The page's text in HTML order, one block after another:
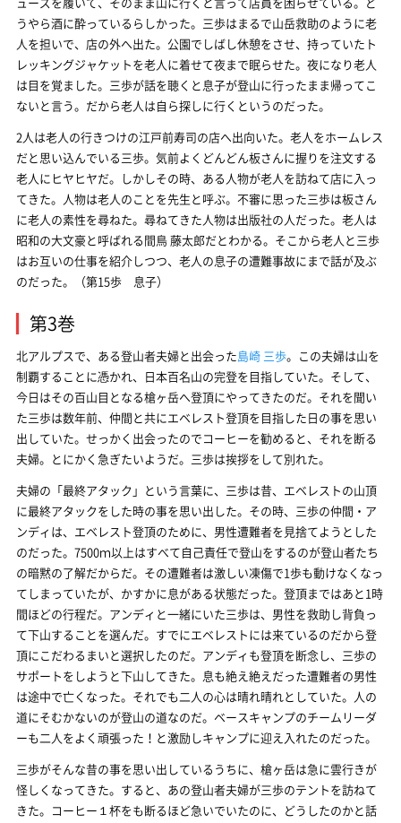
うやら酒に酔っているらしかった。三歩はまるで山岳救助のように老
人を担いで、店の外へ出た。公園でしばし休憩をさせ、持っていたト
レッキングジャケットを老人に着せて夜まで眠らせた。夜になり老人
は目を覚ました。三歩が話を聴くと息子が登山に行ったまま帰ってこ
ないと言う。だから老人は自ら探しに行くというのだった。
2人は老人の行きつけの江戸前寿司の店へ出向いた。老人をホームレス
だと思い込んでいる三歩。気前よくどんどん板さんに握りを注文する
老人にヒヤヒヤだ。しかしその時、ある人物が老人を訪ねて店に入っ
てきた。人物は老人のことを先生と呼ぶ。不審に思った三歩は板さん
に老人の素性を尋ねた。尋ねてきた人物は出版社の人だった。老人は
昭和の大文豪と呼ばれる間鳥 藤太郎だとわかる。そこから老人と三歩
はお互いの仕事を紹介しつつ、老人の息子の遭難事故にまで話が及ぶ
のだった。（第15歩 息子）
第3巻
北アルプスで、ある登山者夫婦と出会った島崎 三歩。この夫婦は山を
制覇することに憑かれ、日本百名山の完登を目指していた。そして、
今日はその百山目となる槍ヶ岳へ登頂にやってきたのだ。それを聞い
た三歩は数年前、仲間と共にエベレスト登頂を目指した日の事を思い
出していた。せっかく出会ったのでコーヒーを勧めると、それを断る
夫婦。とにかく急ぎたいようだ。三歩は挨拶をして別れた。
夫婦の「最終アタック」という言葉に、三歩は昔、エベレストの山頂
に最終アタックをした時の事を思い出した。その時、三歩の仲間・ア
ンディは、エベレスト登頂のために、男性遭難者を見捨てようとした
のだった。7500ｍ以上はすべて自己責任で登山をするのが登山者たち
の暗黙の了解だからだ。その遭難者は激しい凍傷で1歩も動けなくなっ
てしまっていたが、かすかに息がある状態だった。登頂まではあと1時
間ほどの行程だ。アンディと一緒にいた三歩は、男性を救助し背負っ
て下山することを選んだ。すでにエベレストには来ているのだから登
頂にこだわるまいと選択したのだ。アンディも登頂を断念し、三歩の
サポートをしようと下山してきた。息も絶え絶えだった遭難者の男性
は途中で亡くなった。それでも二人の心は晴れ晴れとしていた。人の
道にそむかないのが登山の道なのだ。ベースキャンプのチームリーダ
ーも二人をよく頑張った！と激励しキャンプに迎え入れたのだった。
三歩がそんな昔の事を思い出しているうちに、槍ヶ岳は急に雲行きが
怪しくなってきた。すると、あの登山者夫婦が三歩のテントを訪ねて
きた。コーヒー１杯をも断るほど急いでいたのに、どうしたのかと話